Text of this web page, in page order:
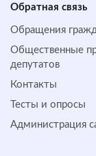
Обратная cвязь
Обращения
Общественные
депутатов
Контакты
Тесты и опросы
Администрация